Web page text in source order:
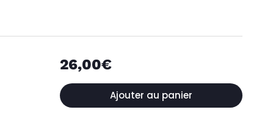
26,00€
Ajouter au panier